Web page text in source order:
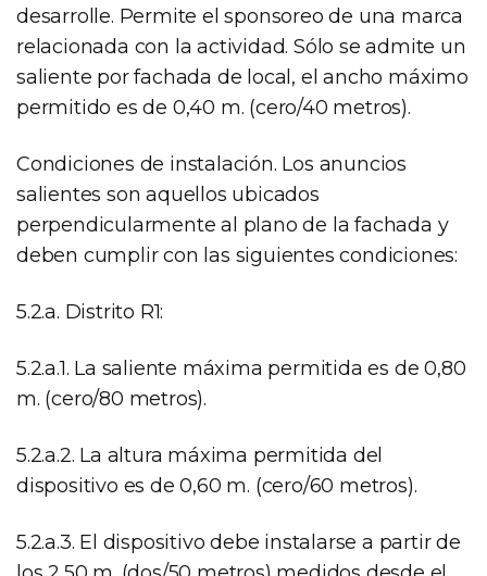
desarrolle. Permite el sponsoreo de una marca
relacionada con la actividad. Sólo se admite un
saliente por fachada de local, el ancho máximo
permitido es de 0,40 m. (cero/40 metros).
Condiciones de instalación. Los anuncios
salientes son aquellos ubicados
perpendicularmente al plano de la fachada y
deben cumplir con las siguientes condiciones:
5.2.a. Distrito R1:
5.2.a.1. La saliente máxima permitida es de 0,80
m. (cero/80 metros).
5.2.a.2. La altura máxima permitida del
dispositivo es de 0,60 m. (cero/60 metros).
5.2.a.3. El dispositivo debe instalarse a partir de